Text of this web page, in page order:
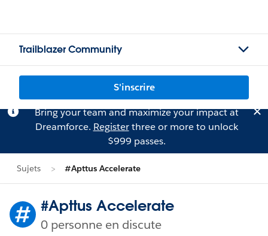
Trailblazer Community
S'inscrire
Bring your team and maximize your impact at
Dreamforce. Registerthree or more to unlock
$999 passes.
Sujets #Apttus Accelerate
#Apttus Accelerate
0 personne en discute